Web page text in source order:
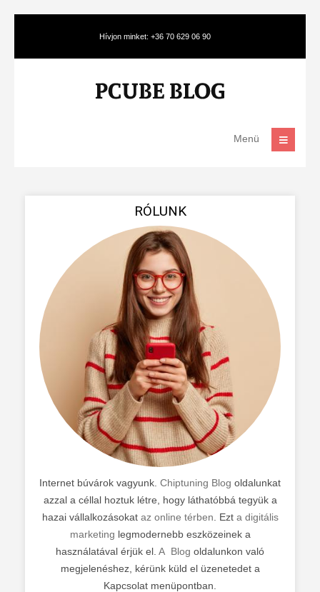
Hívjon minket: +36 70 629 06 90
Menü
RÓLUNK
Internet búvárok vagyunk. Chiptuning Blog oldalunkat
azzal a céllal hoztuk létre, hogy láthatóbbá tegyük a
hazai vállalkozásokat az online térben . Ezt a digitális
marketing legmodernebb eszközeinek a
használatával érjük el. A Blog oldalunkon való
megjelenéshez, kérünk küld el üzenetedet a
Kapcsolat menüpontban.